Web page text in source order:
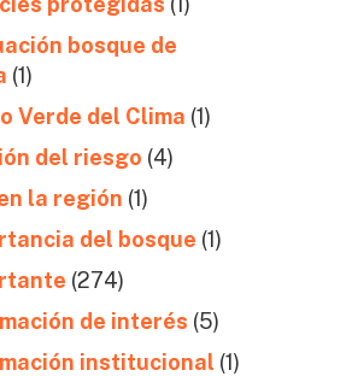
bosque de
(1)
Verde del Clima (1)
del riesgo (4)
la región (1)
del bosque (1)
(274)
de interés (5)
institucional (1)